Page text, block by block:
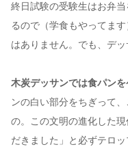
終日試験の受験生はお弁
るので（学食もやってま
はありません。でも、デ
木炭デッサンでは食パン
ンの白い部分をちぎって
の。この文明の進化した
だきました」と必ずテロ